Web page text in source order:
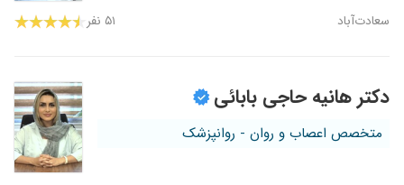
سعادت‌آباد ۵۱ نفر
دکتر هانیه حاجی بابائی
متخصص اعصاب و روان - روانپزشک